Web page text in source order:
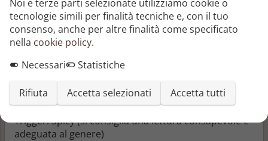
cambiamento arriva nei momenti più inaspettati,
quando siamo finalmente pronti a incontrare noi
stessi. Un romanzo che sfida le convenzioni, esplora
i confini dell’anima e ci ricorda che la libertà più
grande nasce sempre dall’accettazione di ciò che
Volume 1 di 2
Trigger:Spicy (si consiglia una lettura consapevole e
adeguata al genere)
Noi e terze parti selezionate utilizziamo cookie o
tecnologie simili per finalità tecniche e, con il tuo
consenso, anche per altre finalità come specificato
nella cookie policy.
Necessari
Statistiche
Rifiuta Accetta selezionati Accetta tutti